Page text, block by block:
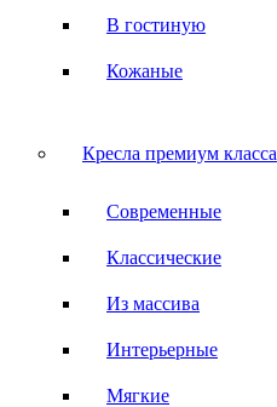
В гостиную
Кожаные
Кресла премиум класса
Современные
Классические
Из массива
Интерьерные
Мягкие